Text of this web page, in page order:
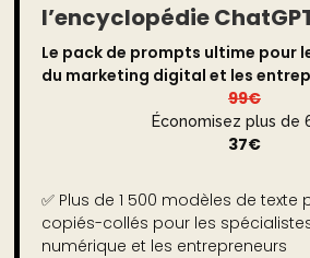
l’encyclopédie
Le pack de prompts ultime pour
du marketing digital et les
99€
Économisez plus de
37€
✅ Plus de 1 500 modèles de texte
copiés-collés pour les
numérique et les entrepreneurs